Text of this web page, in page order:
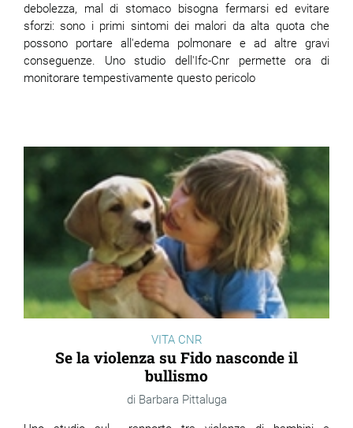
debolezza, mal di stomaco bisogna fermarsi ed evitare
sforzi: sono i primi sintomi dei malori da alta quota che
possono portare all'edema polmonare e ad altre gravi
conseguenze. Uno studio dell'Ifc-Cnr permette ora di
monitorare tempestivamente questo pericolo
VITA CNR
Se la violenza su Fido nasconde il
bullismo
Barbara Pittaluga